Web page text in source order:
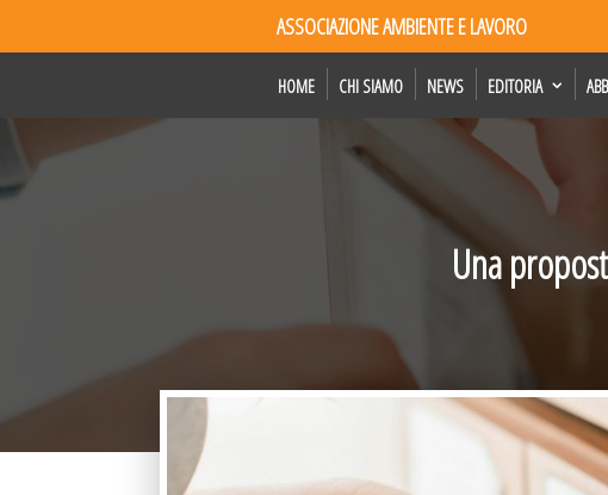
ASSOCIAZIONE AMBIENTE E LAVORO
HOME CHI SIAMO NEWS EDITORIA
Una